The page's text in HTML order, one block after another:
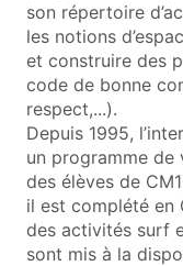
son répertoire
les notions
et construire des
code de bonne
respect,...).
Depuis 1995,
un programme de
des élèves de
il est complété en
des activités surf
sont mis à la